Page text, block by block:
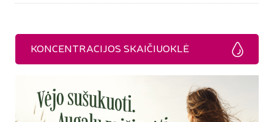
KONCENTRACIJOS SKAIČIUOKLĖ